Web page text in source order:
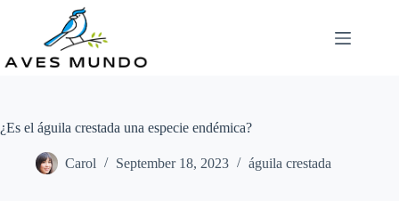
¿Es el águila crestada una especie endémica?
Carol September 18, 2023 águila crestada